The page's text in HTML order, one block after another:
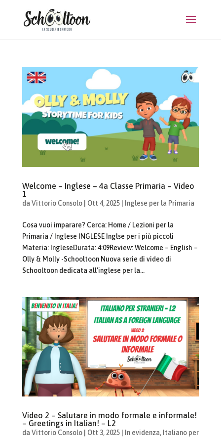
Welcome – Inglese – 4a Classe Primaria – Video
1
da Vittorio Consolo| Ott 4, 2025| Inglese per la Primaria
Cosa vuoi imparare? Cerca: Home / Lezioni per la
Primaria / Inglese INGLESE Inglse per i più piccoli
Materia: IngleseDurata: 4:09Review: Welcome – English –
Olly & Molly -Schooltoon Nuova serie di video di
Schooltoon dedicata all’inglese per la...
Video 2 – Salutare in modo formale e informale!
– Greetings in Italian! – L2
da Vittorio Consolo| Ott 3, 2025| In evidenza, Italiano per